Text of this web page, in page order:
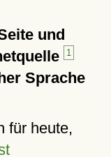
und
1
Sprache
für heute,